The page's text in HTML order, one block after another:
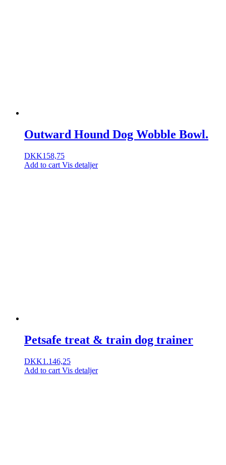
Outward Hound Dog Wobble Bowl.
DKK158,75
Add to cart Vis detaljer
Petsafe treat & train dog trainer
DKK1.146,25
Add to cart Vis detaljer